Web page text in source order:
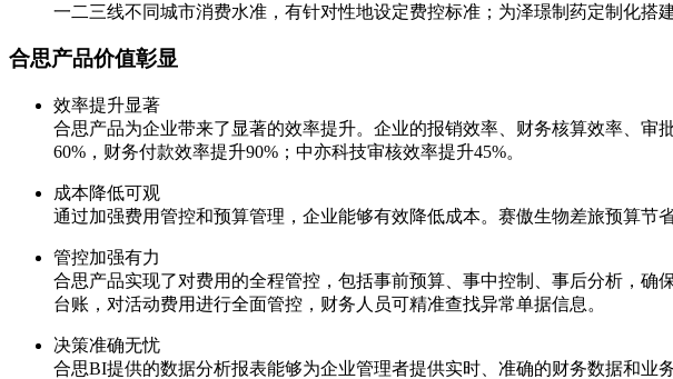
一二三线不同城市消费水准，有针对性地设定费控标准；为泽璟制药定制化搭
合思产品价值彰显
效率提升显著
合思产品为企业带来了显著的效率提升。企业的报销效率、财务核算效率、
60%，财务付款效率提升90%；中亦科技审核效率提升45%。
成本降低可观
通过加强费用管控和预算管理，企业能够有效降低成本。赛傲生物差旅预算节
管控加强有力
合思产品实现了对费用的全程管控，包括事前预算、事中控制、事后分析，
台账，对活动费用进行全面管控，财务人员可精准查找异常单据信息。
决策准确无忧
合思BI提供的数据分析报表能够为企业管理者提供实时、准确的财务数据和